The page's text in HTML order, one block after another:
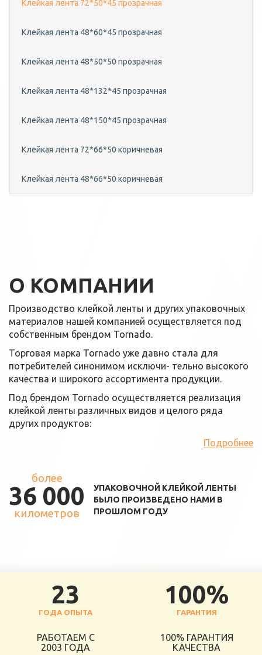
Клейкая лента 72*50*45 прозрачная
Клейкая лента 48*60*45 прозрачная
Клейкая лента 48*50*50 прозрачная
Клейкая лента 48*132*45 прозрачная
Клейкая лента 48*150*45 прозрачная
Клейкая лента 72*66*50 коричневая
Клейкая лента 48*66*50 коричневая
О КОМПАНИИ
Производство клейкой ленты и других упаковочных
материалов нашей компанией осуществляется под
собственным брендом Tornado.
Торговая марка Tornado уже давно стала для
потребителей синонимом исключи- тельно высокого
качества и широкого ассортимента продукции.
Под брендом Tornado осуществляется реализация
клейкой ленты различных видов и целого ряда
других продуктов:
Подробнее
более
36 000
километров
УПАКОВОЧНОЙ КЛЕЙКОЙ ЛЕНТЫ
БЫЛО ПРОИЗВЕДЕНО НАМИ В
ПРОШЛОМ ГОДУ
23
ГОДА ОПЫТА
РАБОТАЕМ С
2003 ГОДА
100%
ГАРАНТИЯ
100% ГАРАНТИЯ
КАЧЕСТВА